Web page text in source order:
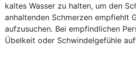
kaltes Wasser zu halten, um den
anhaltenden Schmerzen empfiehlt
aufzusuchen. Bei empfindlichen
Übelkeit oder Schwindelgefühle